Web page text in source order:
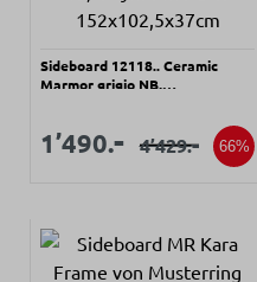
Sideboard 12118.. Ceramic
Marmor grigio NB,
Verkaufspreis:
Verkaufspreis:
1’490.- Regulärer Preis:
4’429.- 66%